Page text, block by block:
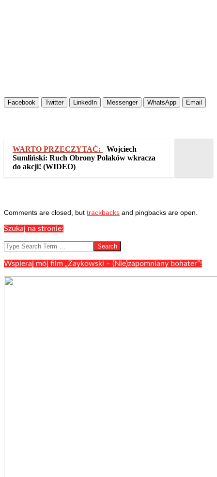
Facebook Twitter LinkedIn Messenger WhatsApp Email
WARTO PRZECZYTAĆ:
Wojciech
Sumliński: Ruch Obrony Polaków wkracza
do akcji! (WIDEO)
2025-
09
Comments are closed, but trackbacks and pingbacks are open.
Szukaj na stronie:
Search
Wspieraj mój film „Zaykowski – (Nie)zapomniany bohater”!